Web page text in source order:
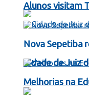
Cidade de Juiz
Alunos visitam
Nova Sepetiba
Melhorias na